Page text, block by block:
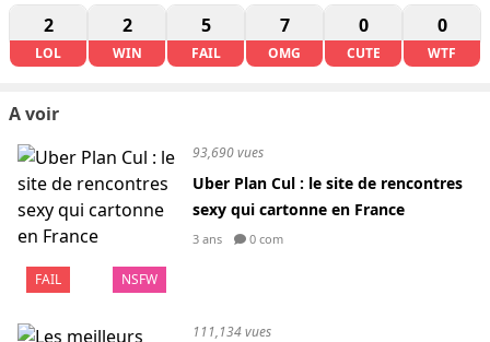
2
LOL
2
WIN
5
FAIL
7
OMG
0
CUTE
0
WTF
A voir
FAIL NSFW
93,690 vues
Uber Plan Cul : le site de rencontres
sexy qui cartonne en France
3 ans 0 com
111,134 vues